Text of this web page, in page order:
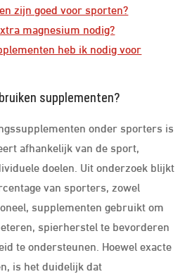
zijn goed voor sporten?
magnesium nodig?
heb ik nodig voor
supplementen?
onder sporters is
afhankelijk van de sport,
doelen. Uit onderzoek blijkt
van sporters, zowel
supplementen gebruikt om
spierherstel te bevorderen
te ondersteunen. Hoewel exacte
is het duidelijk dat